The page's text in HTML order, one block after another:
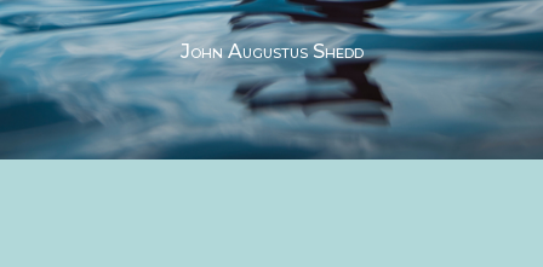
John Augustus Shedd